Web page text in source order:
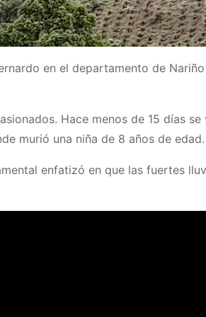
en el departamento de
Hace menos de 15 días
murió una niña de 8 años de edad.
enfatizó en que las fuertes